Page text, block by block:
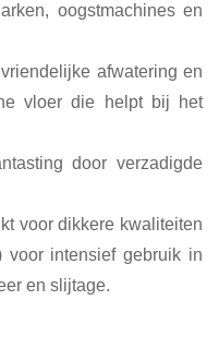
oogstmachines en
afwatering en
vloer die helpt bij het
door verzadigde
voor dikkere kwaliteiten
voor intensief gebruik in
en slijtage.